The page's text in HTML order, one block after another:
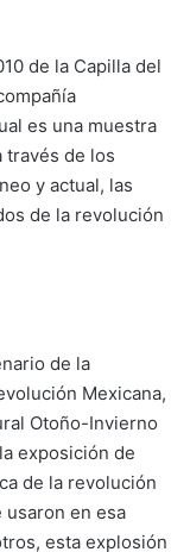
de la Capilla del
es una muestra
de los
y actual, las
de la revolución
de la
Mexicana,
Otoño-Invierno
exposición de
de la revolución
en esa
esta explosión